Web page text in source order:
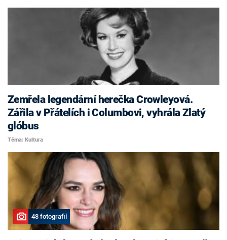
Zemřela legendární herečka Crowleyová.
Zářila v Přátelích i Columbovi, vyhrála Zlatý
glóbus
Téma: Kultura
48 fotografií